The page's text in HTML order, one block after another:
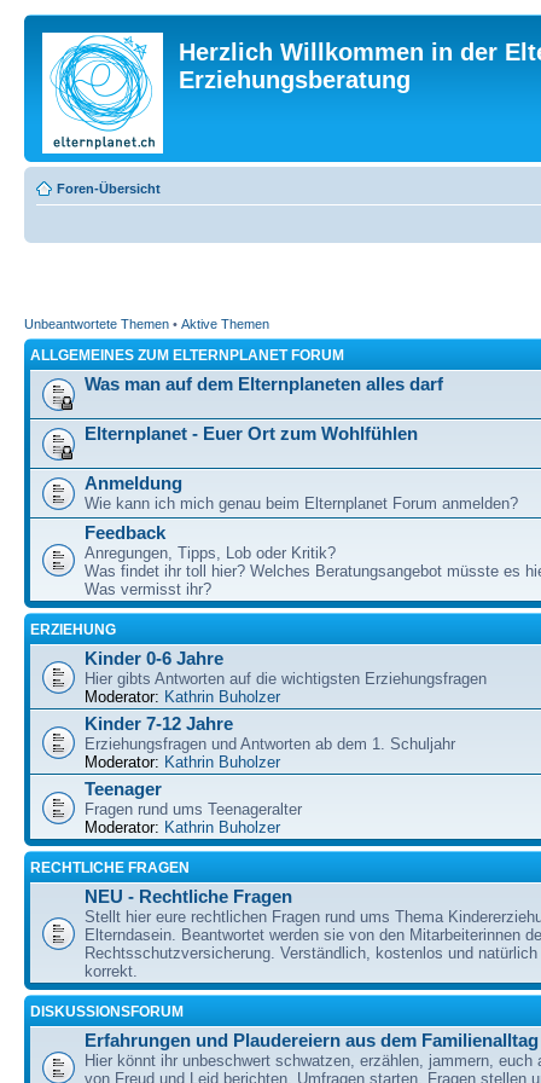
Herzlich Willkommen in der
Erziehungsberatung
Foren-Übersicht
Unbeantwortete Themen • Aktive Themen
ALLGEMEINES ZUM ELTERNPLANET FORUM
Was man auf dem Elternplaneten alles darf
Elternplanet - Euer Ort zum Wohlfühlen
Anmeldung
Wie kann ich mich genau beim Elternplanet Forum anmelden?
Feedback
Anregungen, Tipps, Lob oder Kritik?
Was findet ihr toll hier? Welches Beratungsangebot müsste es
Was vermisst ihr?
ERZIEHUNG
Kinder 0-6 Jahre
Hier gibts Antworten auf die wichtigsten Erziehungsfragen
Moderator: Kathrin Buholzer
Kinder 7-12 Jahre
Erziehungsfragen und Antworten ab dem 1. Schuljahr
Moderator: Kathrin Buholzer
Teenager
Fragen rund ums Teenageralter
Moderator: Kathrin Buholzer
RECHTLICHE FRAGEN
NEU - Rechtliche Fragen
Stellt hier eure rechtlichen Fragen rund ums Thema
Elterndasein. Beantwortet werden sie von den Mitarbeiterinnen
Rechtsschutzversicherung. Verständlich, kostenlos und
korrekt.
DISKUSSIONSFORUM
Erfahrungen und Plaudereiern aus dem Familienalltag
Hier könnt ihr unbeschwert schwatzen, erzählen, jammern, euch
von Freud und Leid berichten, Umfragen starten, Fragen stellen